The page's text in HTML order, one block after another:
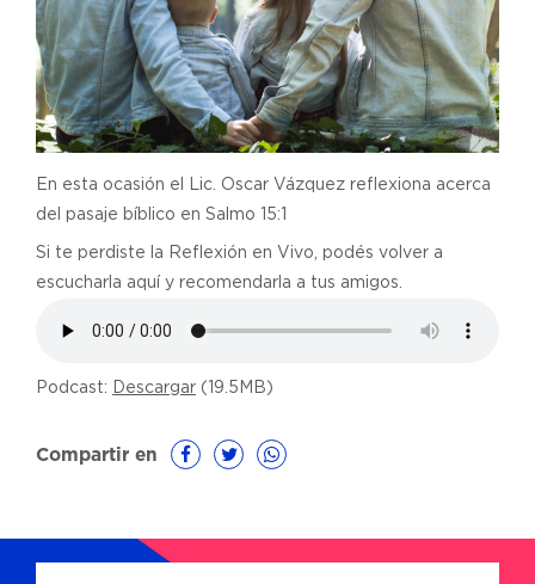
En esta ocasión el Lic. Oscar Vázquez reflexiona acerca
del pasaje bíblico en Salmo 15:1
Si te perdiste la Reflexión en Vivo, podés volver a
escucharla aquí y recomendarla a tus amigos.
Podcast: Descargar (19.5MB)
Compartir en